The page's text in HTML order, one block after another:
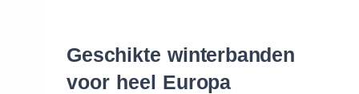
Geschikte winterbanden
voor heel Europa